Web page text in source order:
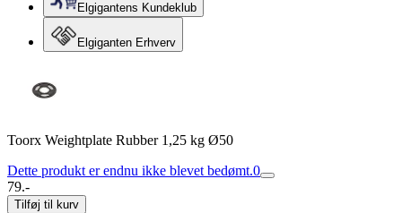
Elgigantens Kundeklub
Elgiganten Erhverv
Toorx Weightplate Rubber 1,25 kg Ø50
Dette produkt er endnu ikke blevet bedømt.0
79.-
Tilføj til kurv